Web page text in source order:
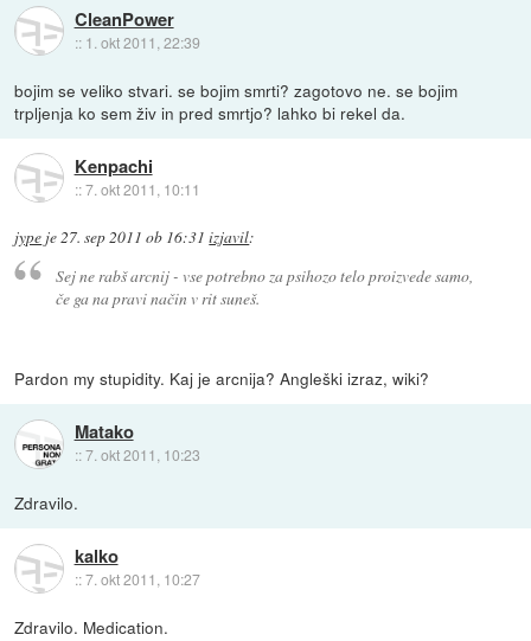
CleanPower
:: 1. okt 2011, 22:39
bojim se veliko stvari. se bojim smrti? zagotovo ne. se bojim
trpljenja ko sem živ in pred smrtjo? lahko bi rekel da.
Kenpachi
::7. okt 2011, 10:11
jype je 27. sep 2011 ob 16:31 izjavil:
Sej ne rabš arcnij - vse potrebno za psihozo telo proizvede samo,
če ga na pravi način v rit suneš.
Pardon my stupidity. Kaj je arcnija? Angleški izraz, wiki?
Matako
::7. okt 2011, 10:23
Zdravilo.
kalko
::7. okt 2011, 10:27
Zdravilo. Medication.